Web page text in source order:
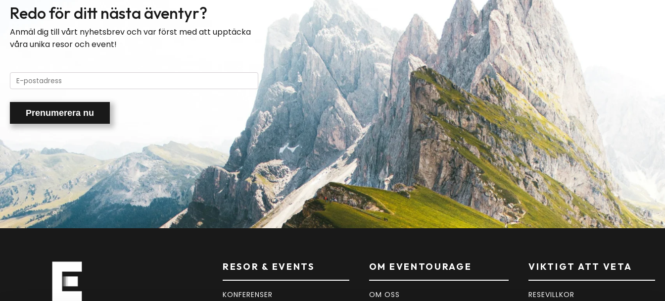
Redo för ditt nästa äventyr?
Anmäl dig till vårt nyhetsbrev och var först med att upptäcka
våra unika resor och event!
Please
leave
RESOR & EVENTS
KONFERENSER
OM EVENTOURAGE
OM OSS
VIKTIGT ATT VETA
RESEVILLKOR